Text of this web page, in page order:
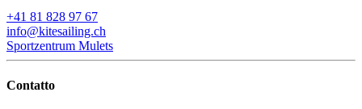
+41 81 828 97 67
info@kitesailing.ch
Sportzentrum Mulets
Contatto